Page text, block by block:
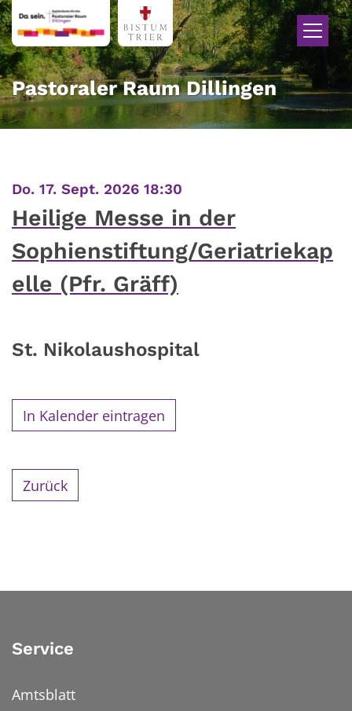
Zum Inhalt springen
Pastoraler Raum Dillingen
Do. 17. Sept. 2026 18:30
Heilige Messe in der
Sophienstiftung/Geriatriekap
elle (Pfr. Gräff)
St. Nikolaushospital
In Kalender eintragen
Zurück
Service
Amtsblatt